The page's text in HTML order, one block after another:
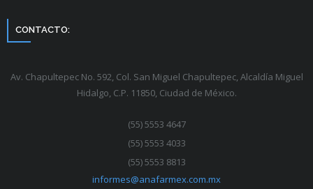
CONTACTO:
Av. Chapultepec No. 592, Col. San Miguel Chapultepec, Alcaldía Miguel
Hidalgo, C.P. 11850, Ciudad de México.
(55) 5553 4647
(55) 5553 4033
(55) 5553 8813
informes@anafarmex.com.mx